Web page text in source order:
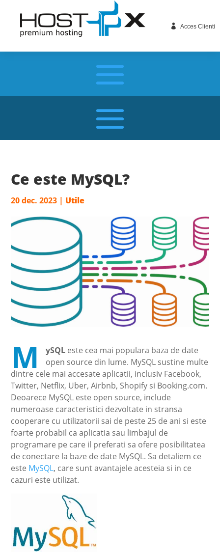
 Acces Clienti
Ce este MySQL?
20 dec. 2023 | Utile
M ySQL este cea mai populara baza de date
open source din lume. MySQL sustine multe
dintre cele mai accesate aplicatii, inclusiv Facebook,
Twitter, Netflix, Uber, Airbnb, Shopify si Booking.com.
Deoarece MySQL este open source, include
numeroase caracteristici dezvoltate in stransa
cooperare cu utilizatorii sai de peste 25 de ani si este
foarte probabil ca aplicatia sau limbajul de
programare pe care il preferati sa ofere posibilitatea
de conectare la baze de date MySQL. Sa detaliem ce
este MySQL, care sunt avantajele acesteia si in ce
cazuri este utilizat.